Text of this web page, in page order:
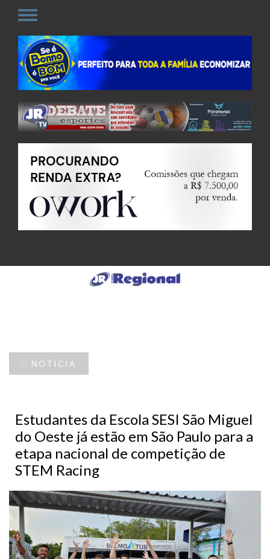
:: NOTÍCIA
Estudantes da Escola SESI São Miguel
do Oeste já estão em São Paulo para a
etapa nacional de competição de
STEM Racing